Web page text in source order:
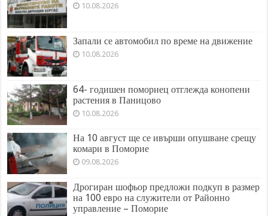
10.08.2026
Запали се автомобил по време на движение
10.08.2026
64- годишен помориец отглежда конопени
растения в Паницово
10.08.2026
На 10 август ще се ивърши опушване срещу
комари в Поморие
09.08.2026
Дрогиран шофьор предложи подкуп в размер
на 100 евро на служители от Районно
управление – Поморие